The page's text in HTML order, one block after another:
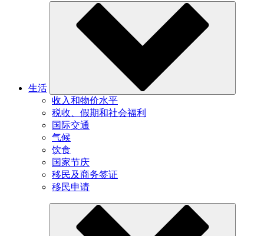
生活
收入和物价水平
税收、假期和社会福利
国际交通
气候
饮食
国家节庆
移民及商务签证
移民申请